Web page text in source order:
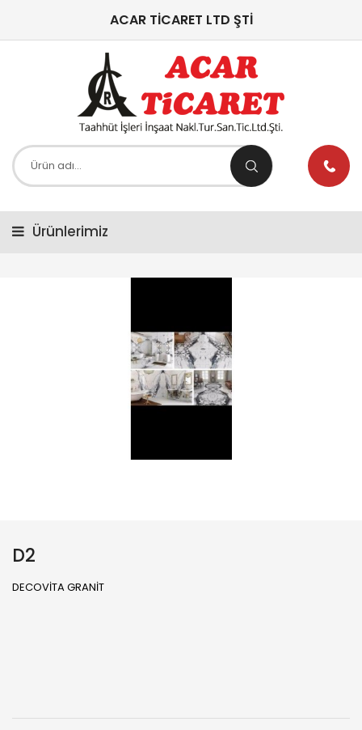
ACAR TİCARET LTD ŞTİ
Ürünlerimiz
D2
DECOVİTA GRANİT